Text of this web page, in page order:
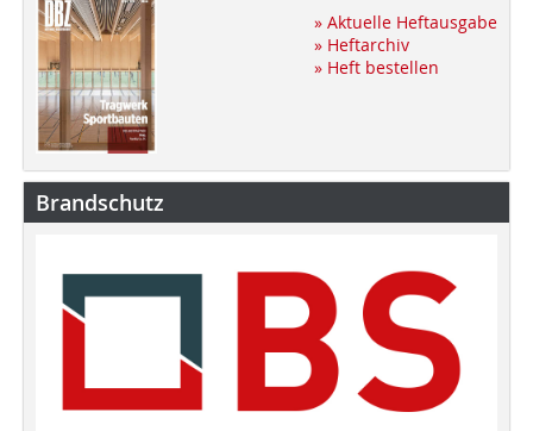
» Aktuelle Heftausgabe
» Heftarchiv
» Heft bestellen
Brandschutz